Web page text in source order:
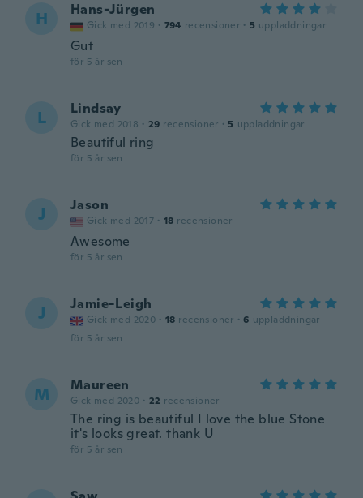
H Hans-Jürgen
Gick med 2019 · 794 recensioner · 5 uppladdningar
Gut
för 5 år sen
L Lindsay
Gick med 2018 · 29 recensioner · 5 uppladdningar
Beautiful ring
för 5 år sen
J Jason
Gick med 2017 · 18 recensioner
Awesome
för 5 år sen
J Jamie-Leigh
Gick med 2020 · 18 recensioner · 6 uppladdningar
för 5 år sen
M Maureen
Gick med 2020 · 22 recensioner
The ring is beautiful I love the blue Stone
it's looks great. thank U
för 5 år sen